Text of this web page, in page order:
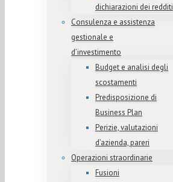
dichiarazioni dei redditi
Consulenza e assistenza
gestionale e
d’investimento
Budget e analisi degli
scostamenti
Predisposizione di
Business Plan
Perizie, valutazioni
d’azienda, pareri
Operazioni straordinarie
Fusioni